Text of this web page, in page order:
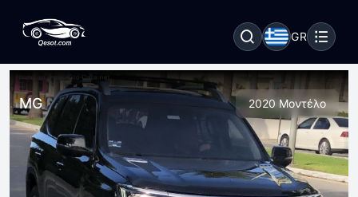
GR
MG 2020 Μοντέλο